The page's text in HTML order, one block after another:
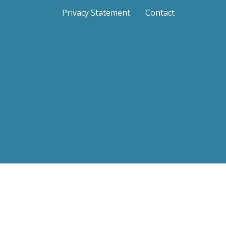
Privacy Statement Contact